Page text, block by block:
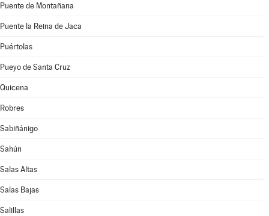
Puente de Montañana
Puente la Reina de Jaca
Puértolas
Pueyo de Santa Cruz
Quicena
Robres
Sabiñánigo
Sahún
Salas Altas
Salas Bajas
Salillas